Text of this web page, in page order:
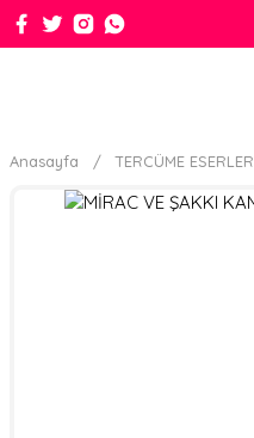
Anasayfa TERCÜME ESERLER